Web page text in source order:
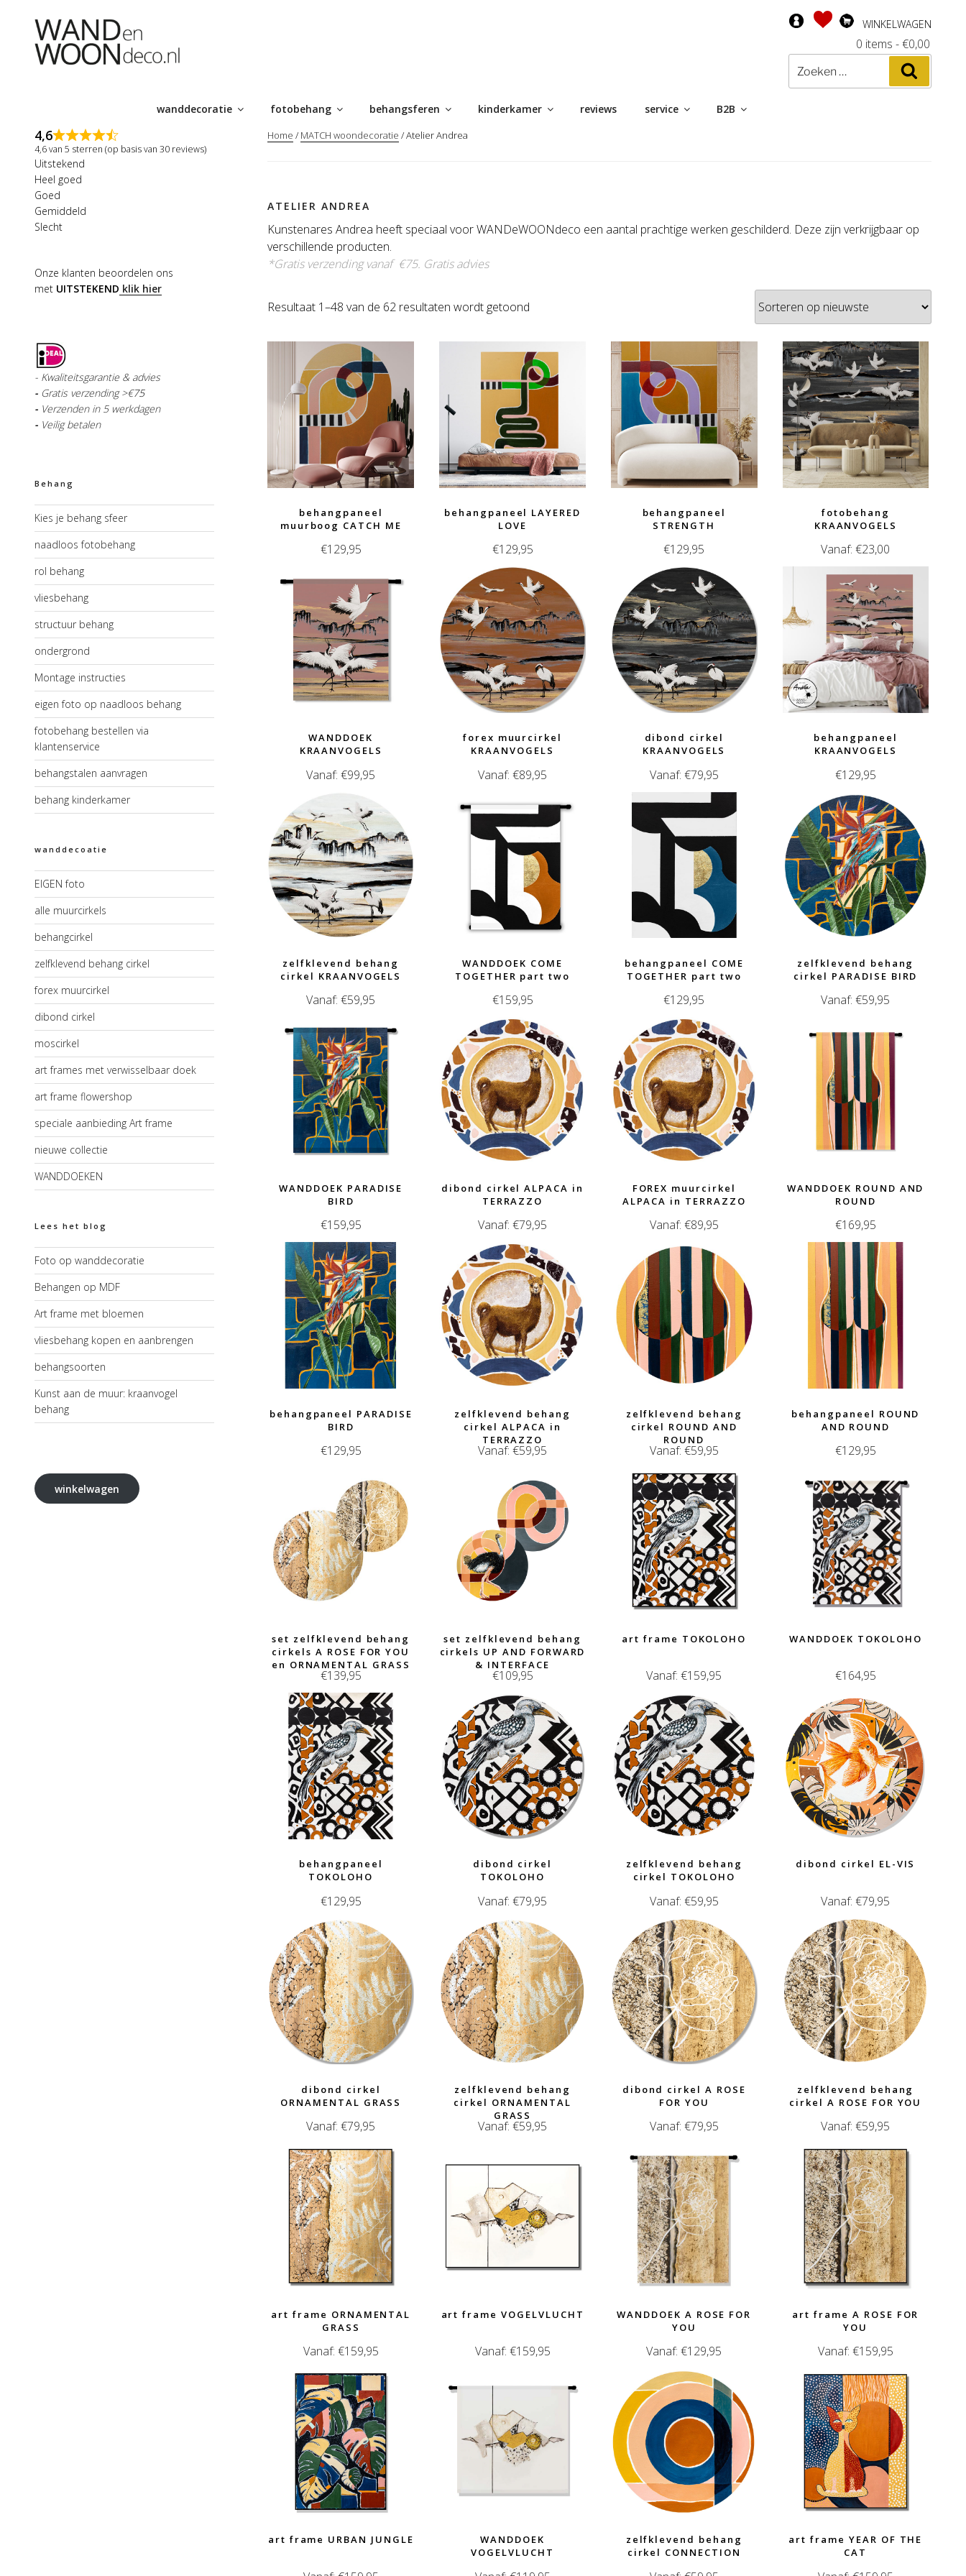
WINKELWAGEN
-€0,00
0 items
Zoeken
naar:
wanddecoratie fotobehang behangsferen kinderkamer reviews service B2B
Home / MATCH woondecoratie / Atelier Andrea
ATELIER ANDREA
Kunstenares Andrea heeft speciaal voor WANDeWOONdeco een aantal prachtige werken geschilderd. Deze zijn verkrijgbaar op
verschillende producten.
*Gratis verzending vanaf €75. Gratis advies
Resultaat 1–48 van de 62 resultaten wordt getoond
behangpaneel
muurboog CATCH ME
€129,95
behangpaneel LAYERED
LOVE
€129,95
behangpaneel
STRENGTH
€129,95
fotobehang
KRAANVOGELS
Vanaf:€23,00
WANDDOEK
KRAANVOGELS
Vanaf:€99,95
forex muurcirkel
KRAANVOGELS
Vanaf: €89,95
dibond cirkel
KRAANVOGELS
Vanaf: €79,95
behangpaneel
KRAANVOGELS
€129,95
zelfklevend behang
cirkel KRAANVOGELS
Vanaf:€59,95
WANDDOEK COME
TOGETHER part two
€159,95
behangpaneel COME
TOGETHER part two
€129,95
zelfklevend behang
cirkel PARADISE BIRD
Vanaf:€59,95
WANDDOEK PARADISE
BIRD
€159,95
dibond cirkel ALPACA in
TERRAZZO
Vanaf: €79,95
FOREX muurcirkel
ALPACA in TERRAZZO
Vanaf: €89,95
WANDDOEK ROUND AND
ROUND
€169,95
behangpaneel PARADISE
BIRD
€129,95
zelfklevend behang
cirkel ALPACA in
TERRAZZO
Vanaf: €59,95
zelfklevend behang
cirkel ROUND AND
ROUND
Vanaf: €59,95
behangpaneel ROUND
AND ROUND
€129,95
set zelfklevend behang
cirkels A ROSE FOR YOU
en ORNAMENTAL GRASS
€139,95
set zelfklevend behang
cirkels UP AND FORWARD
& INTERFACE
€109,95
art frame TOKOLOHO
Vanaf:€159,95
WANDDOEK TOKOLOHO
€164,95
behangpaneel
TOKOLOHO
€129,95
dibond cirkel
TOKOLOHO
Vanaf: €79,95
zelfklevend behang
cirkel TOKOLOHO
Vanaf: €59,95
dibond cirkel EL-VIS
Vanaf:€79,95
dibond cirkel
ORNAMENTAL GRASS
Vanaf:€79,95
zelfklevend behang
cirkel ORNAMENTAL
GRASS
Vanaf: €59,95
dibond cirkel A ROSE
FOR YOU
Vanaf: €79,95
zelfklevend behang
cirkel A ROSE FOR YOU
Vanaf:€59,95
art frame ORNAMENTAL
GRASS
Vanaf: €159,95
art frame VOGELVLUCHT
Vanaf: €159,95
WANDDOEK A ROSE FOR
YOU
Vanaf:€129,95
art frame A ROSE FOR
YOU
Vanaf: €159,95
art frame URBAN JUNGLE
WANDDOEK
VOGELVLUCHT
zelfklevend behang
cirkel CONNECTION
art frame YEAR OF THE
CAT
4,6
4,6 van 5 sterren (op basis van 30 reviews)
Uitstekend
Heel goed
Goed
Gemiddeld
Slecht
Onze klanten beoordelen ons
met UITSTEKEND klik hier
- Kwaliteitsgarantie & advies
- Gratis verzending >€75
- Verzenden in 5 werkdagen
- Veilig betalen
Behang
Kies je behang sfeer
naadloos fotobehang
rol behang
vliesbehang
structuur behang
ondergrond
Montage instructies
eigen foto op naadloos behang
fotobehang bestellen via
klantenservice
behangstalen aanvragen
behang kinderkamer
wanddecoatie
EIGEN foto
alle muurcirkels
behangcirkel
zelfklevend behang cirkel
forex muurcirkel
dibond cirkel
moscirkel
art frames met verwisselbaar doek
art frame flowershop
speciale aanbieding Art frame
nieuwe collectie
WANDDOEKEN
Lees het blog
Foto op wanddecoratie
Behangen op MDF
Art frame met bloemen
vliesbehang kopen en aanbrengen
behangsoorten
Kunst aan de muur: kraanvogel
behang
winkelwagen